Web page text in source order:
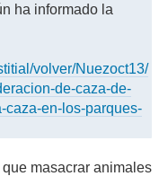
ha informado la
volver/Nuezoct13/
de-caza-de-
caza-en-los-parques-
masacrar animales